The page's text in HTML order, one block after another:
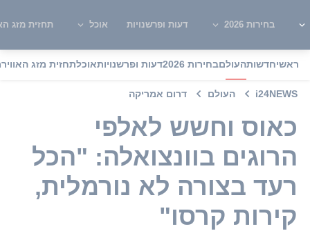
בחירות 2026 דעות ופרשנויות אוכל תחזית מזג
ראשיחדשותהעולםבחירות 2026 דעות ופרשנויותאוכלתחזית מזג האוויר
i24NEWS העולם דרום אמריקה
כאוס וחשש לאלפי
הרוגים בוונצואלה: "הכל
רעד בצורה לא נורמלית,
קירות קרסו"